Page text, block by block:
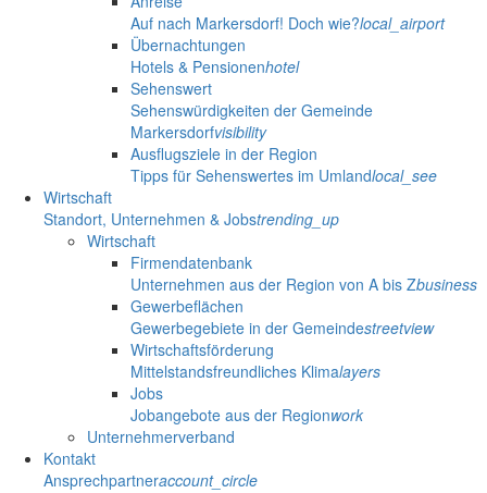
Auf nach Markersdorf! Doch wie?local_airport
Übernachtungen
Hotels & Pensionenhotel
Sehenswert
Sehenswürdigkeiten der Gemeinde
Markersdorfvisibility
Ausflugsziele in der Region
Tipps für Sehenswertes im Umlandlocal_see
Wirtschaft
Standort, Unternehmen & Jobstrending_up
Wirtschaft
Firmendatenbank
Unternehmen aus der Region von A bis Zbusiness
Gewerbeflächen
Gewerbegebiete in der Gemeindestreetview
Wirtschaftsförderung
Mittelstandsfreundliches Klimalayers
Jobs
Jobangebote aus der Regionwork
Unternehmerverband
Kontakt
Ansprechpartneraccount_circle